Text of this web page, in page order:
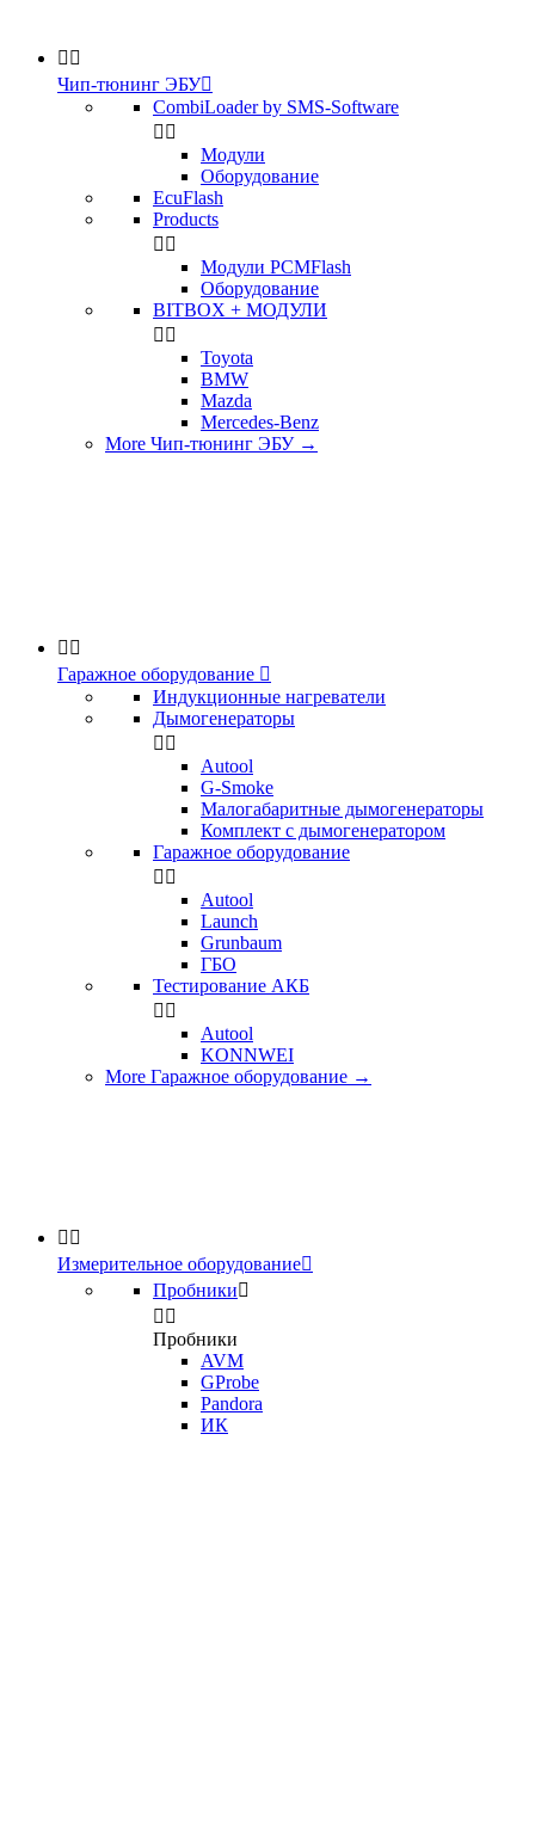
 
Чип-тюнинг ЭБУ
CombiLoader by SMS-Software
 
Модули
Оборудование
EcuFlash
Products
 
Модули PCMFlash
Оборудование
BITBOX + МОДУЛИ
 
Toyota
BMW
Mazda
Mercedes-Benz
More Чип-тюнинг ЭБУ →
 
Гаражное оборудование 
Индукционные нагреватели
Дымогенераторы
 
Аutool
G-Smoke
Малогабаритные дымогенераторы
Комплект с дымогенератором
Гаражное оборудование
 
Autool
Launch
Grunbaum
ГБО
Тестирование АКБ
 
Autool
KONNWEI
More Гаражное оборудование →
 
Измерительное оборудование
Пробники
 
Пробники
AVM
GProbe
Pandora
ИК